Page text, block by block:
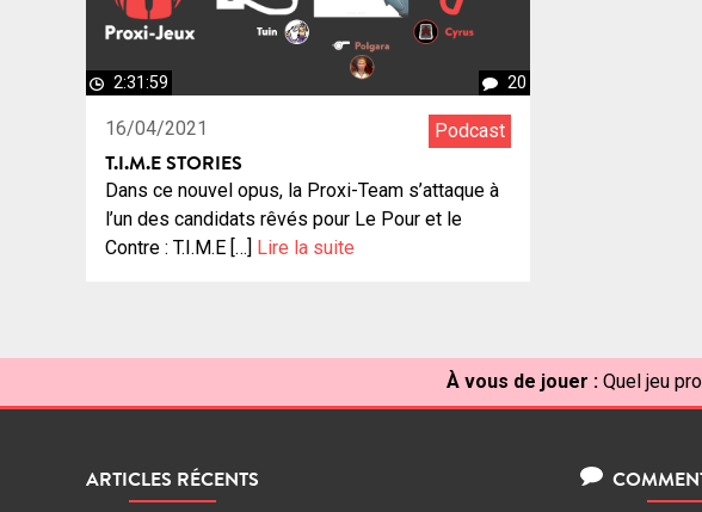
2:31:59 20
16/04/2021 Podcast
T.I.M.E STORIES
Dans ce nouvel opus, la Proxi-Team s’attaque à
l’un des candidats rêvés pour Le Pour et le
Contre : T.I.M.E […]
Lire la suite
À vous de jouer : Quel jeu
ARTICLES RÉCENTS